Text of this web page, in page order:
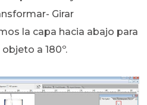
Girar
la capa hacia abajo para
a 180º.